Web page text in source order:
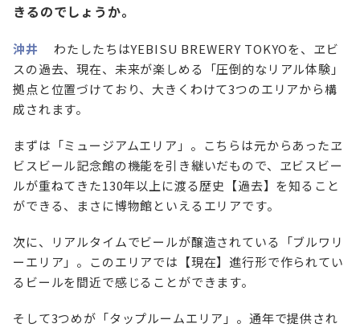
きるのでしょうか。
沖井
わたしたちはYEBISU BREWERY TOKYOを、ヱビ
スの過去、現在、未来が楽しめる「圧倒的なリアル体験」
拠点と位置づけており、大きくわけて3つのエリアから構
成されます。
まずは「ミュージアムエリア」。こちらは元からあったヱ
ビスビール記念館の機能を引き継いだもので、ヱビスビー
ルが重ねてきた130年以上に渡る歴史【過去】を知ること
ができる、まさに博物館といえるエリアです。
次に、リアルタイムでビールが醸造されている「ブルワリ
ーエリア」。このエリアでは【現在】進行形で作られてい
るビールを間近で感じることができます。
そして3つめが「タップルームエリア」。通年で提供され